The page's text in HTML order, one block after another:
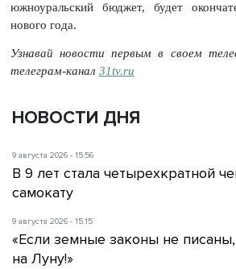
южноуральский бюджет, будет
нового года.
Узнавай новости первым в своем
телеграм-канал 31tv.ru
НОВОСТИ ДНЯ
9 августа 2026 - 15:56
В 9 лет стала четырехкратной
самокату
9 августа 2026 - 15:15
«Если земные законы не
на Луну!»